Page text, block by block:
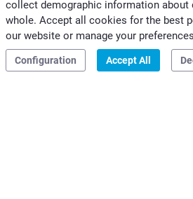
PROFESSIONALS
CLIVET GROUP
Legal & Whistleblowing Privacy &
collect demographic information about
whole. Accept all cookies for the best
our website or manage your
Configuration Accept All